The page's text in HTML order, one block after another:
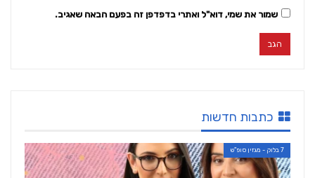
שמור את שמי, דוא"ל ואתרי בדפדפן זה בפעם הבאה שאגיב.
כתבות חדשות
7 בלוק - מגזין סופ"ש